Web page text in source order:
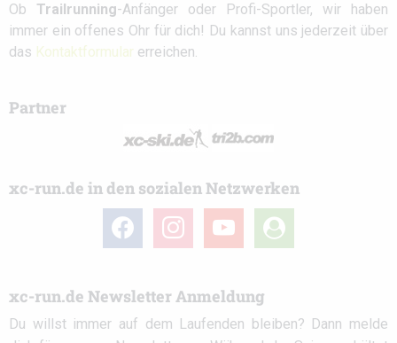
Ob Trailrunning-Anfänger oder Profi-Sportler, wir haben
immer ein offenes Ohr für dich! Du kannst uns jederzeit über
das Kontaktformular erreichen.
Partner
xc-run.de in den sozialen Netzwerken
facebook instagramyoutube
user-
circle
xc-run.de Newsletter Anmeldung
Du willst immer auf dem Laufenden bleiben? Dann melde